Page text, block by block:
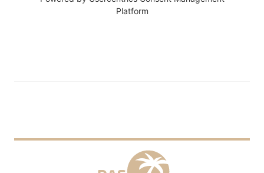
Platform